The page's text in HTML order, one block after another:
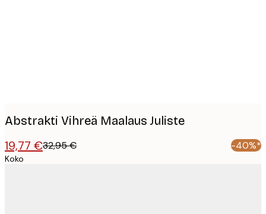
Abstrakti Vihreä Maalaus Juliste
19,77 €32,95 € -40%*
Koko